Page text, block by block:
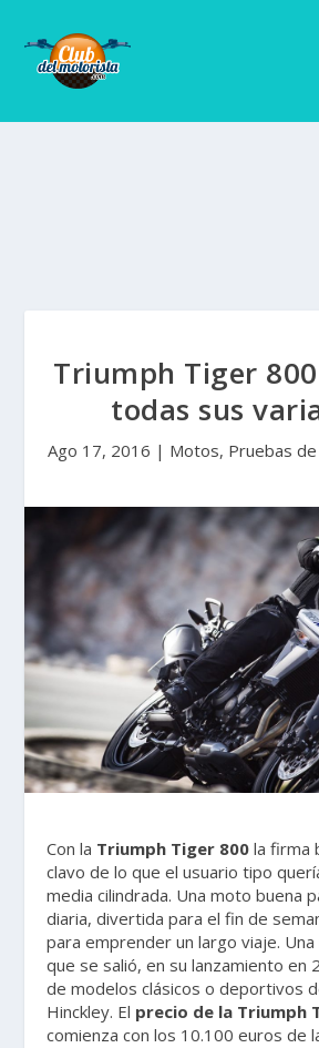
Triumph Tiger
todas sus
Ago 17, 2016 | Motos, Pruebas
Con la Triumph Tiger 800 la firma
clavo de lo que el usuario tipo
media cilindrada. Una moto buena
diaria, divertida para el fin de
para emprender un largo viaje.
que se salió, en su lanzamiento en
de modelos clásicos o deportivos
Hinckley. El precio de la Triumph
comienza con los 10.100 euros de